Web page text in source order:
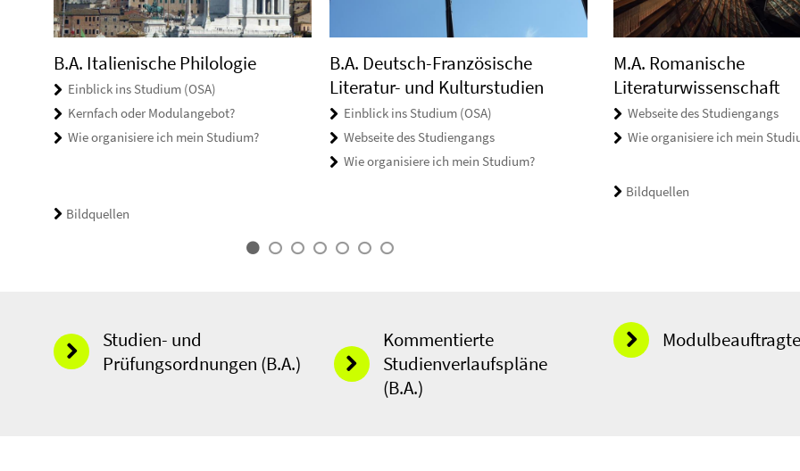
B.A. Italienische Philologie
Einblick ins Studium (OSA)
Kernfach oder Modulangebot?
Wie organisiere ich mein Studium?
B.A. Deutsch-Französische
Literatur- und Kulturstudien
Einblick ins Studium (OSA)
Webseite des Studiengangs
Wie organisiere ich mein Studium?
B.A. Italienstudien
Einblick ins Studium (OSA)
Webseite des Studiengangs
Wie organisiere ich mein
Bildquellen
M.A. Romanische
Literaturwissenschaft
Webseite des Studiengangs
Wie organisiere ich mein
Bildquellen
Studien- und
Prüfungsordnungen (B.A.)
Kommentierte
Studienverlaufspläne
(B.A.)
Modulbeauftragte